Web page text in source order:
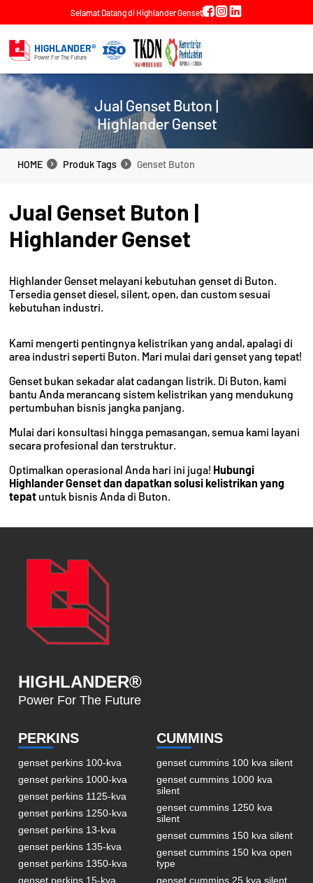
Selamat Datang di Highlander Genset
HIGHLANDER®
Power For The Future
Jual Genset Buton |
Highlander Genset
HOME Produk Tags Genset Buton
HOME Produk Tags Genset Buton
Jual Genset Buton |
Highlander Genset
Highlander Genset melayani kebutuhan genset di Buton.
Tersedia genset diesel, silent, open, dan custom sesuai
kebutuhan industri.
Kami mengerti pentingnya kelistrikan yang andal, apalagi di
area industri seperti Buton. Mari mulai dari genset yang tepat!
Genset bukan sekadar alat cadangan listrik. Di Buton, kami
bantu Anda merancang sistem kelistrikan yang mendukung
pertumbuhan bisnis jangka panjang.
Mulai dari konsultasi hingga pemasangan, semua kami layani
secara profesional dan terstruktur.
Optimalkan operasional Anda hari ini juga! Hubungi
Highlander Genset dan dapatkan solusi kelistrikan yang
tepat untuk bisnis Anda di Buton.
HIGHLANDER®
Power For The Future
PERKINS
genset perkins 100-kva
genset perkins 1000-kva
genset perkins 1125-kva
genset perkins 1250-kva
genset perkins 13-kva
genset perkins 135-kva
genset perkins 1350-kva
genset perkins 15-kva
CUMMINS
genset cummins 100 kva silent
genset cummins 1000 kva
silent
genset cummins 1250 kva
silent
genset cummins 150 kva silent
genset cummins 150 kva open
type
genset cummins 25 kva silent